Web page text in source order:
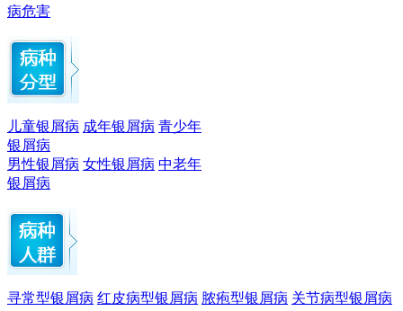
病危害
儿童银屑病 成年银屑病 青少年
银屑病
男性银屑病 女性银屑病 中老年
银屑病
寻常型银屑病 红皮病型银屑病 脓疱型银屑病 关节病型银屑病